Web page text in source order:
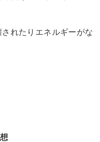
れたりエネルギーがな